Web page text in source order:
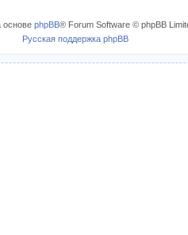
основеphpBB® Forum Software © phpBB
Русская поддержка phpBB